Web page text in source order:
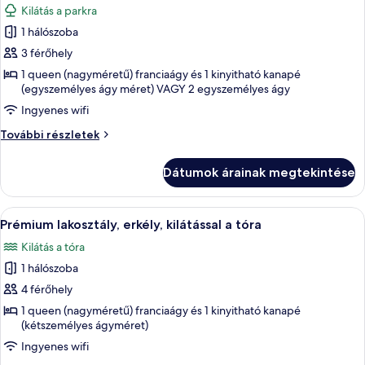
részletei
szoba
összes
képének
megtekintése:
Szoba
kétszemélyes
ággyal,
a
parkra
Kilátás a parkra
1 hálószoba
3 férőhely
1 queen (nagyméretű) franciaágy és 1 kinyitható kanapé
(egyszemélyes ágy méret) VAGY 2 egyszemélyes ágy
Ingyenes wifi
További részletek
Szoba
kilátással
parkra
részletei
Dátumok árainak megtekintése
A
következő
szoba
összes
képének
megtekintése:
Prémium
lakosztály,
Egy modern szállodai szoba,
6
Prémium lakosztály, erkély, kilátással a tóra
Kilátás a tóra
1 hálószoba
4 férőhely
1 queen (nagyméretű) franciaágy és 1 kinyitható kanapé
(kétszemélyes ágyméret)
Ingyenes wifi